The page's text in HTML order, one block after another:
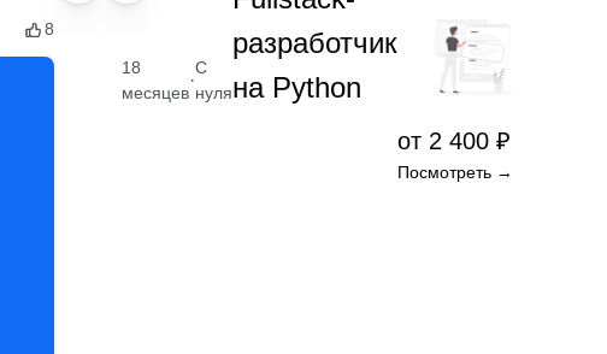
8
18
месяцев
·
С
нуля
разработчик
на Python
от 2 400 ₽
Посмотреть →